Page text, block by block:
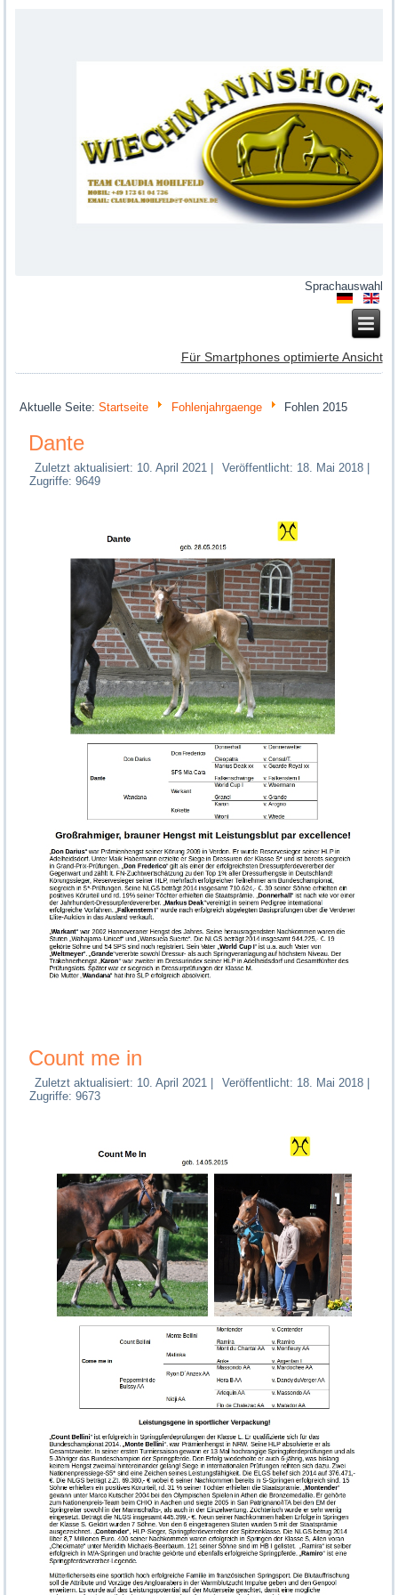
Sprachauswahl
Für Smartphones optimierte Ansicht
Aktuelle Seite:Startseite Fohlenjahrgaenge Fohlen 2015
Dante
Zuletzt aktualisiert: 10. April 2021 Veröffentlicht: 18. Mai 2018
Zugriffe: 9649
Count me in
Zuletzt aktualisiert: 10. April 2021 Veröffentlicht: 18. Mai 2018
Zugriffe: 9673